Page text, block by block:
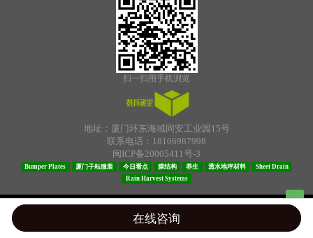
Top
扫一扫用手机浏览
地址：厦门环东海域同安工业园15号
联系电话：18106987998
闽ICP备20005411号-3
Bumper Plates 厦门子耘服装 今日看点 膜结构 养生 透水地坪材料
Sheet Drain
Rain Harvest Systems
在线咨询